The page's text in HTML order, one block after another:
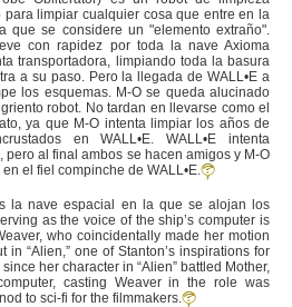
para limpiar cualquier cosa que entre en la
que se considere un "elemento extraño".
con rapidez por toda la nave Axioma
transportadora, limpiando toda la basura
a su paso. Pero la llegada de WALL•E a
los esquemas. M-O se queda alucinado
robot. No tardan en llevarse como el
ya que M-O intenta limpiar los años de
en WALL•E. WALL•E intenta
pero al final ambos se hacen amigos y M-O
el fiel compinche de WALL•E.
la nave espacial en la que se alojan los
as the voice of the ship’s computer is
who coincidentally made her motion
in “Alien,” one of Stanton’s inspirations for
her character in “Alien” battled Mother,
casting Weaver in the role was
to sci-fi for the filmmakers.